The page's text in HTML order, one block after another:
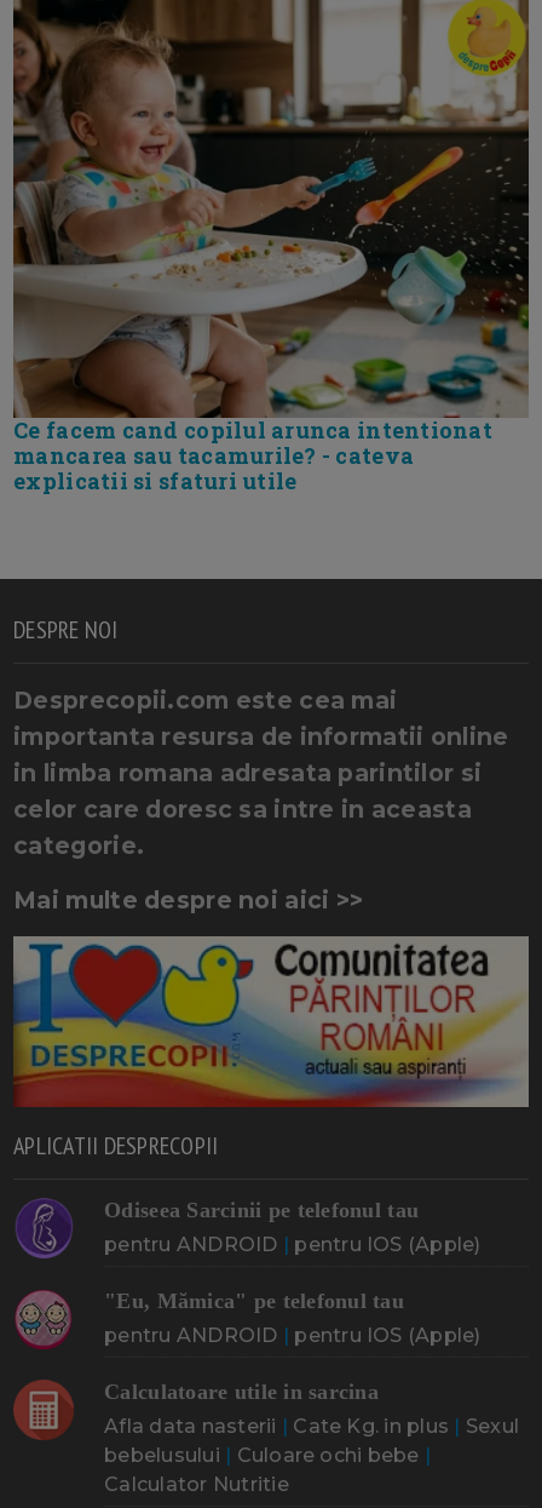
Ce facem cand copilul arunca intentionat
mancarea sau tacamurile? - cateva
explicatii si sfaturi utile
DESPRE NOI
Desprecopii.com este cea mai
importanta resursa de informatii online
in limba romana adresata parintilor si
celor care doresc sa intre in aceasta
categorie.
Mai multe despre noi aici >>
APLICATII DESPRECOPII
Odiseea Sarcinii pe telefonul tau
pentru ANDROID | pentru IOS (Apple)
"Eu, Mămica" pe telefonul tau
pentru ANDROID | pentru IOS (Apple)
Calculatoare utile in sarcina
Afla data nasterii | Cate Kg. in plus | Sexul
bebelusului | Culoare ochi bebe |
Calculator Nutritie